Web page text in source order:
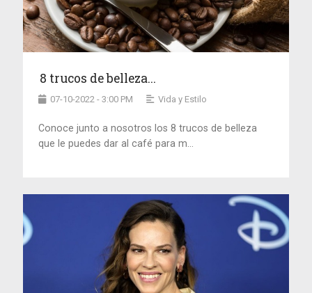
8 trucos de belleza...
07-10-2022 - 3:00 PM Vida y Estilo
Conoce junto a nosotros los 8 trucos de belleza
que le puedes dar al café para m...